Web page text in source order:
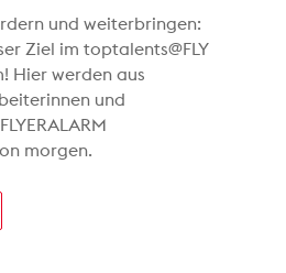
und weiterbringen:
Ziel im toptalents@FLY
Hier werden aus
und
morgen.